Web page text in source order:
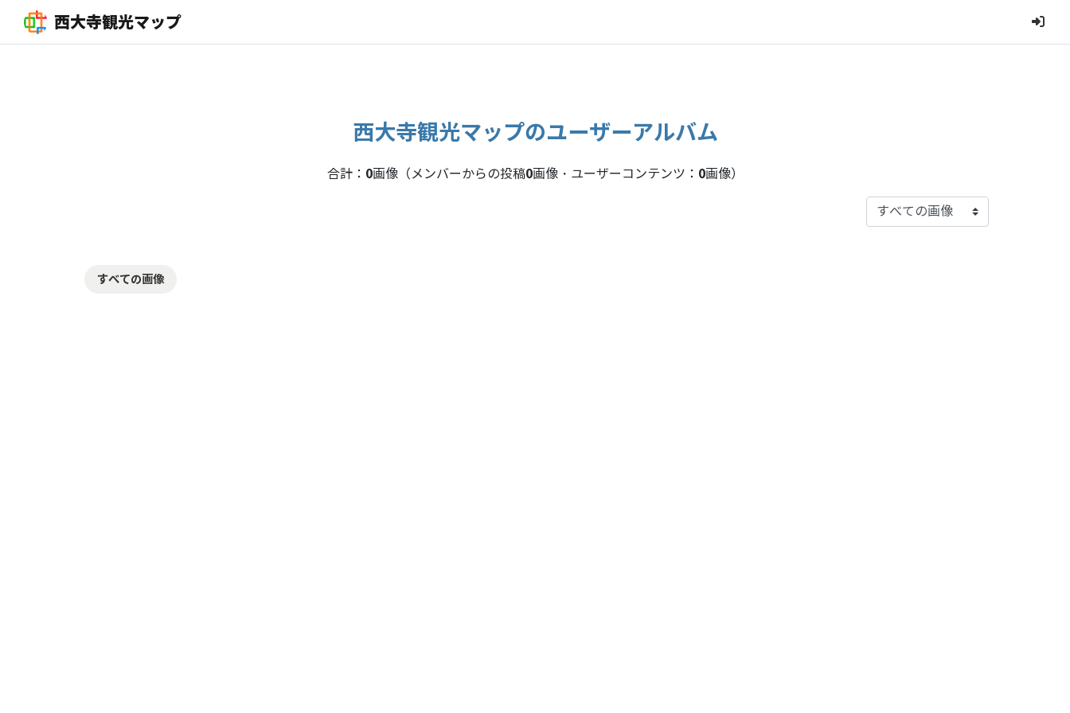
西大寺観光マップ
西大寺観光マップのユーザーアルバム
合計： 0画像（メンバーからの投稿0画像・ユーザーコンテンツ： 0画像）
すべての画像